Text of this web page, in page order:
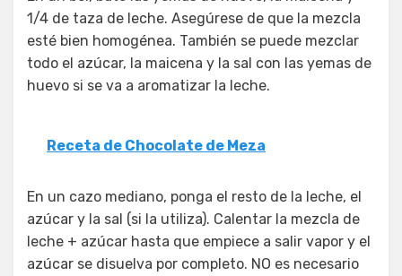
1/4 de taza de leche. Asegúrese de que la mezcla
esté bien homogénea. También se puede mezclar
todo el azúcar, la maicena y la sal con las yemas de
huevo si se va a aromatizar la leche.
Receta de Chocolate de Meza
En un cazo mediano, ponga el resto de la leche, el
azúcar y la sal (si la utiliza). Calentar la mezcla de
leche + azúcar hasta que empiece a salir vapor y el
azúcar se disuelva por completo. NO es necesario